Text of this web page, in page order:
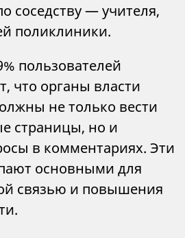
соседству — учителя,
поликлиники.
пользователей
что органы власти
не только вести
страницы, но и
в комментариях. Эти
основными для
связью и повышения